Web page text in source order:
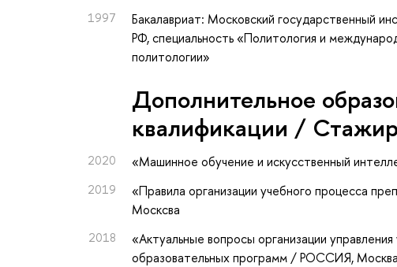
1997
Бакалавриат: Московский государственный
РФ, специальность «Политология и
политологии»
Дополнительное
квалификации /
2020 «Машинное обучение и искусственный
2019 «Правила организации учебного процесса
Москсва
2018 «Актуальные вопросы организации
образовательных программ / РОССИЯ, Москва